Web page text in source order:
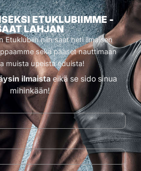
ETUKLUBIIMME -
LAHJAN
Etuklubiin niin saat heti ilmaisen
sekä pääset nauttimaan
muista upeista eduista!
ilmaistaeikä se sido sinua
mihinkään!